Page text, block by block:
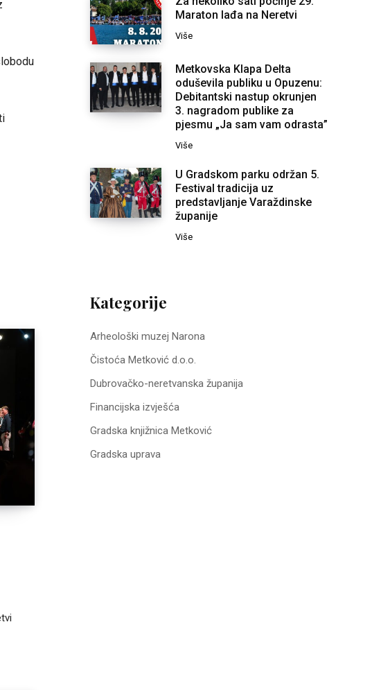
Maraton lađa na Neretvi
Više
Metkovska Klapa Delta
oduševila publiku u Opuzenu:
Debitantski nastup okrunjen
3. nagradom publike za
pjesmu „Ja sam vam odrasta”
Više
U Gradskom parku održan 5.
Festival tradicija uz
predstavljanje Varaždinske
županije
Više
Kategorije
Arheološki muzej Narona
Čistoća Metković d.o.o.
Dubrovačko-neretvanska županija
Financijska izvješća
Gradska knjižnica Metković
Gradska uprava